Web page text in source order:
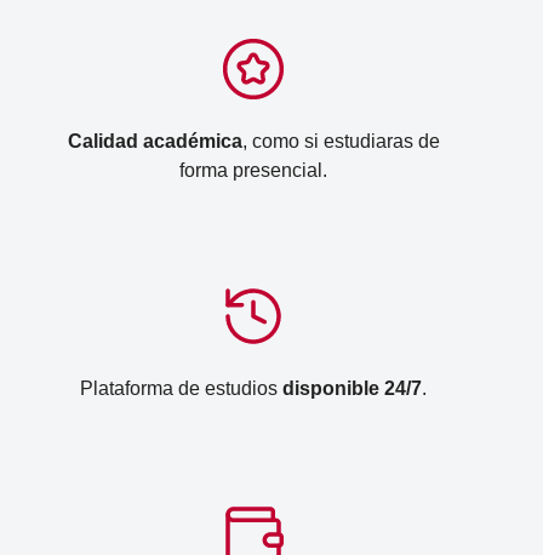
Calidad académica, como si estudiaras de
forma presencial.
Plataforma de estudios disponible 24/7.